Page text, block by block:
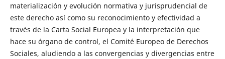
materialización y evolución normativa y jurisprudencial de
este derecho así como su reconocimiento y efectividad a
través de la Carta Social Europea y la interpretación que
hace su órgano de control, el Comité Europeo de Derechos
Sociales, aludiendo a las convergencias y divergencias entre